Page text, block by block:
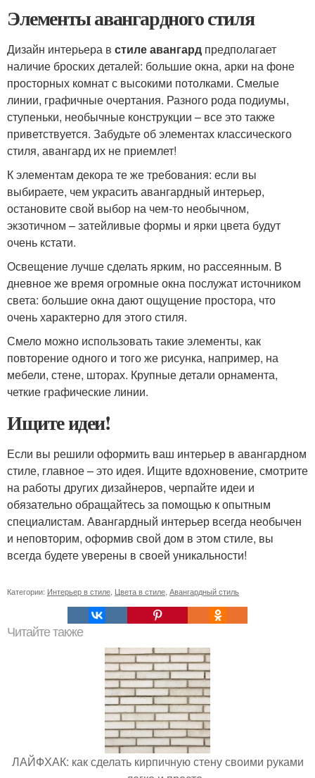
Элементы авангардного стиля
Дизайн интерьера в стиле авангард предполагает
наличие броских деталей: большие окна, арки на фоне
просторных комнат с высокими потолками. Смелые
линии, графичные очертания. Разного рода подиумы,
ступеньки, необычные конструкции – все это также
приветствуется. Забудьте об элементах классического
стиля, авангард их не приемлет!
К элементам декора те же требования: если вы
выбираете, чем украсить авангардный интерьер,
остановите свой выбор на чем-то необычном,
экзотичном – затейливые формы и ярки цвета будут
очень кстати.
Освещение лучше сделать ярким, но рассеянным. В
дневное же время огромные окна послужат источником
света: большие окна дают ощущение простора, что
очень характерно для этого стиля.
Смело можно использовать такие элементы, как
повторение одного и того же рисунка, например, на
мебели, стене, шторах. Крупные детали орнамента,
четкие графические линии.
Ищите идеи!
Если вы решили оформить ваш интерьер в авангардном
стиле, главное – это идея. Ищите вдохновение, смотрите
на работы других дизайнеров, черпайте идеи и
обязательно обращайтесь за помощью к опытным
специалистам. Авангардный интерьер всегда необычен
и неповторим, оформив свой дом в этом стиле, вы
всегда будете уверены в своей уникальности!
Категории: Интерьер в стиле Цвета в стиле Авангардный стиль
Читайте также
ЛАЙФХАК: как сделать кирпичную стену своими руками